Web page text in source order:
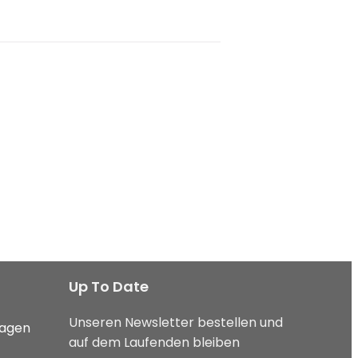
Up To Date
Unseren Newsletter bestellen und
auf dem Laufenden bleiben